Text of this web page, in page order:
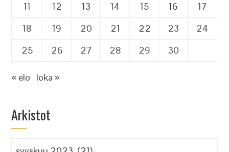
11
12 13 14 15 16
17
18
19 20 21 22 23
24
25
26 27 28 29 30
« elo loka »
Arkistot
Arkistot